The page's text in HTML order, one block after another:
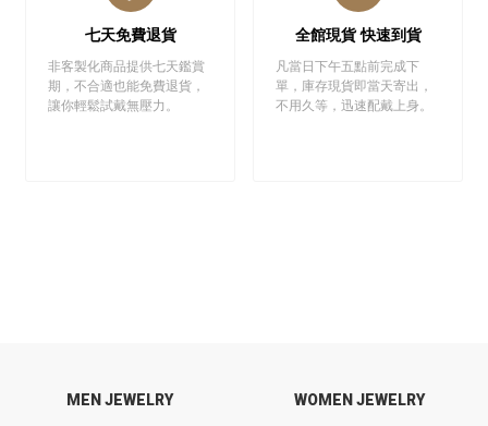
七天免費退貨
非客製化商品提供七天鑑賞
期，不合適也能免費退貨，
讓你輕鬆試戴無壓力。
全館現貨 快速到貨
凡當日下午五點前完成下
單，庫存現貨即當天寄出，
不用久等，迅速配戴上身。
MEN JEWELRY WOMEN JEWELRY